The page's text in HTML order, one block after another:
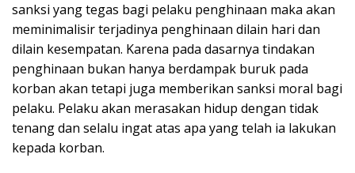
sanksi yang tegas bagi pelaku penghinaan maka akan
meminimalisir terjadinya penghinaan dilain hari dan
dilain kesempatan. Karena pada dasarnya tindakan
penghinaan bukan hanya berdampak buruk pada
korban akan tetapi juga memberikan sanksi moral bagi
pelaku. Pelaku akan merasakan hidup dengan tidak
tenang dan selalu ingat atas apa yang telah ia lakukan
kepada korban.